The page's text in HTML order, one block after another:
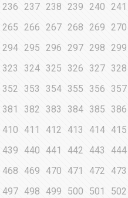
236 237 238 239 240 241
265 266 267 268 269 270
294 295 296 297 298 299
323 324 325 326 327 328
352 353 354 355 356 357
381 382 383 384 385 386
410 411 412 413 414 415
439 440 441 442 443 444
468 469 470 471 472 473
497 498 499 500 501 502